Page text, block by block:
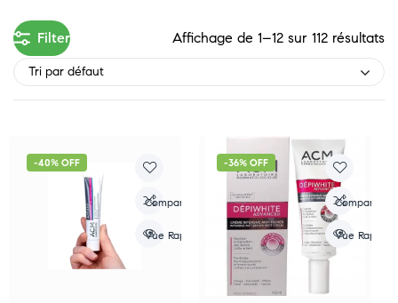
Filter Affichage de 1–12 sur 112 résultats
Tri par défaut
-40% OFF
Compare
Vue Rapide
-36% OFF
Compare
Vue Rapide